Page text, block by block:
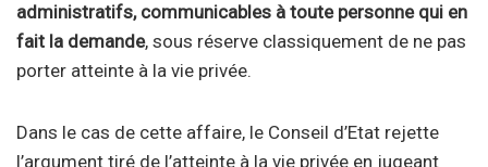
administratifs, communicables à toute personne qui en
fait la demande, sous réserve classiquement de ne pas
porter atteinte à la vie privée.
Dans le cas de cette affaire, le Conseil d’Etat rejette
l’argument tiré de l’atteinte à la vie privée en jugeant